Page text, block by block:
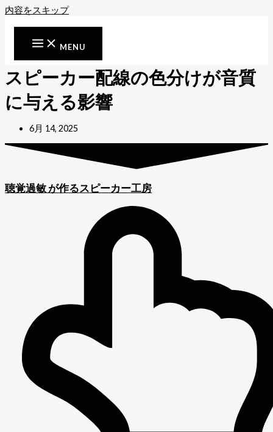
内容をスキップ
MENU
スピーカー配線の色分けが音質
に与える影響
6月 14, 2025
聴覚過敏が作るスピーカー工房